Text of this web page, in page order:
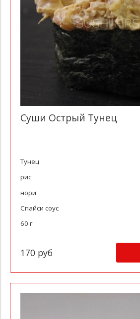
Суши Острый Тунец
Тунец
рис
нори
Спайси соус
60 г
170 руб